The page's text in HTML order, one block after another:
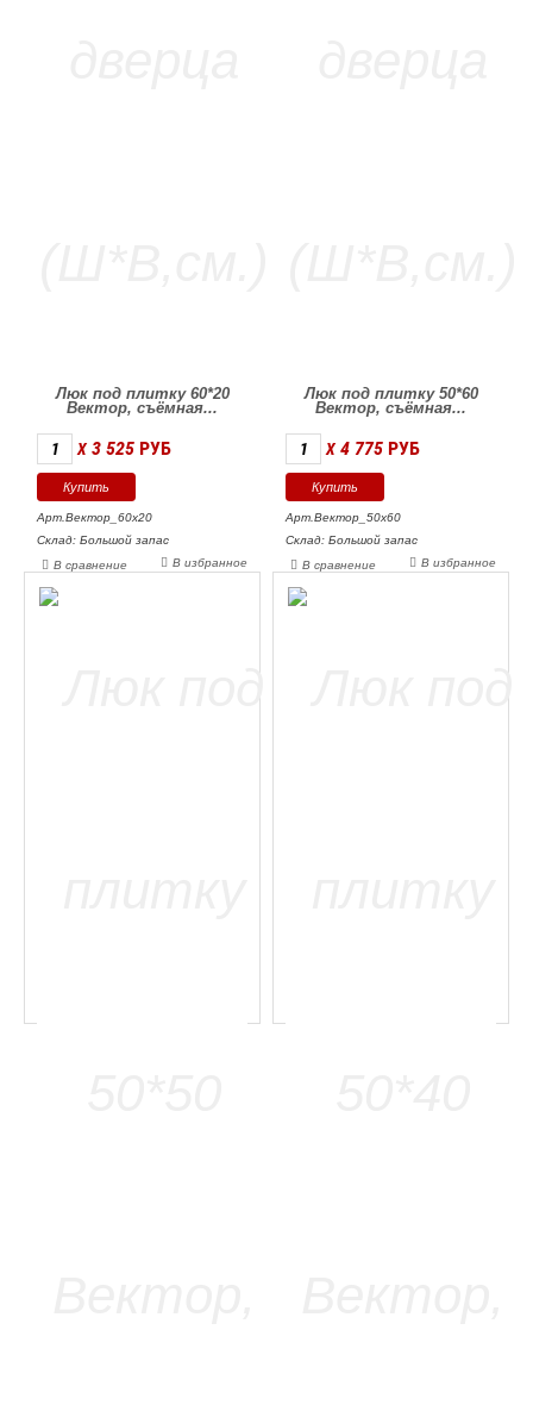
Люк под плитку 60*20
Вектор, съёмная...
X 3 525 РУБ
Арт.Вектор_60х20
Склад: Большой запас
В избранное
В сравнение
Люк под плитку 50*60
Вектор, съёмная...
X 4 775 РУБ
Арт.Вектор_50х60
Склад: Большой запас
В избранное
В сравнение